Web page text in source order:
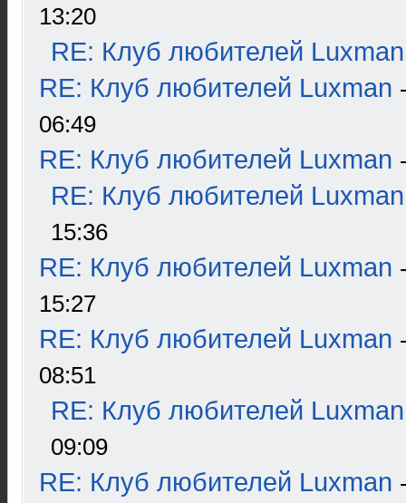
13:20
RE: Клуб любителей Luxman
RE: Клуб любителей Luxman
06:49
RE: Клуб любителей Luxman
RE: Клуб любителей Luxman
15:36
RE: Клуб любителей Luxman
15:27
RE: Клуб любителей Luxman
08:51
RE: Клуб любителей Luxman
09:09
RE: Клуб любителей Luxman